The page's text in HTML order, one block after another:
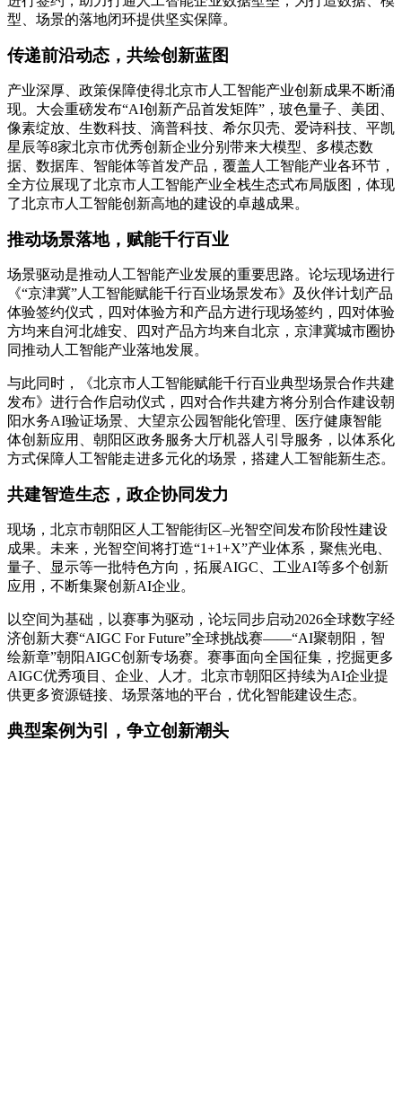
型、场景的落地闭环提供坚实保障。
传递前沿动态，共绘创新蓝图
产业深厚、政策保障使得北京市人工智能产业创新成果不断涌
现。大会重磅发布“AI创新产品首发矩阵”，玻色量子、美团、
像素绽放、生数科技、滴普科技、希尔贝壳、爱诗科技、平凯
星辰等8家北京市优秀创新企业分别带来大模型、多模态数
据、数据库、智能体等首发产品，覆盖人工智能产业各环节，
全方位展现了北京市人工智能产业全栈生态式布局版图，体现
了北京市人工智能创新高地的建设的卓越成果。
推动场景落地，赋能千行百业
场景驱动是推动人工智能产业发展的重要思路。论坛现场进行
《“京津冀”人工智能赋能千行百业场景发布》及伙伴计划产品
体验签约仪式，四对体验方和产品方进行现场签约，四对体验
方均来自河北雄安、四对产品方均来自北京，京津冀城市圈协
同推动人工智能产业落地发展。
与此同时，《北京市人工智能赋能千行百业典型场景合作共建
发布》进行合作启动仪式，四对合作共建方将分别合作建设朝
阳水务AI验证场景、大望京公园智能化管理、医疗健康智能
体创新应用、朝阳区政务服务大厅机器人引导服务，以体系化
方式保障人工智能走进多元化的场景，搭建人工智能新生态。
共建智造生态，政企协同发力
现场，北京市朝阳区人工智能街区–光智空间发布阶段性建设
成果。未来，光智空间将打造“1+1+X”产业体系，聚焦光电、
量子、显示等一批特色方向，拓展AIGC、工业AI等多个创新
应用，不断集聚创新AI企业。
以空间为基础，以赛事为驱动，论坛同步启动2026全球数字经
济创新大赛“AIGC For Future”全球挑战赛——“AI聚朝阳，智
绘新章”朝阳AIGC创新专场赛。赛事面向全国征集，挖掘更多
AIGC优秀项目、企业、人才。北京市朝阳区持续为AI企业提
供更多资源链接、场景落地的平台，优化智能建设生态。
典型案例为引，争立创新潮头